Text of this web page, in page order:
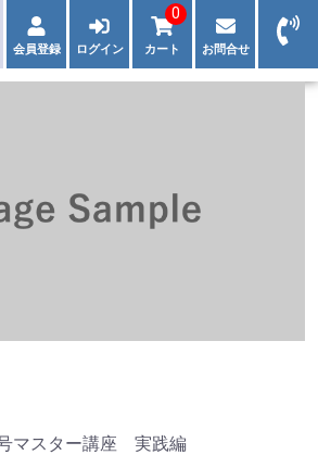
会員登録 ログイン カート
0
お問合せ
マスター講座 実践編